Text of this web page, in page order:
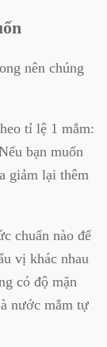
nên chúng
tỉ lệ 1 mắm:
bạn muốn
giảm lại thêm
chuẩn nào để
vị khác nhau
có độ mặn
nước mắm tự